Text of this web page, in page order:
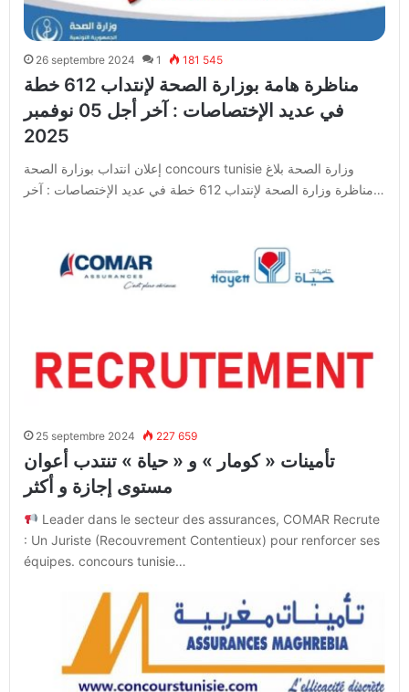
26 septembre 2024 1 181 545
مناظرة هامة بوزارة الصحة لإنتداب 612 خطة
في عديد الإختصاصات : آخر أجل 05 نوفمبر
2025
إعلان انتداب بوزارة الصحة concours tunisie وزارة الصحة بلاغ
مناظرة وزارة الصحة لإنتداب 612 خطة في عديد الإختصاصات : آخر…
25 septembre 2024 227 659
تأمينات « كومار » و « حياة » تنتدب أعوان
مستوى إجازة و أكثر
Leader dans le secteur des assurances, COMAR Recrute
: Un Juriste (Recouvrement Contentieux) pour renforcer ses
équipes. concours tunisie…